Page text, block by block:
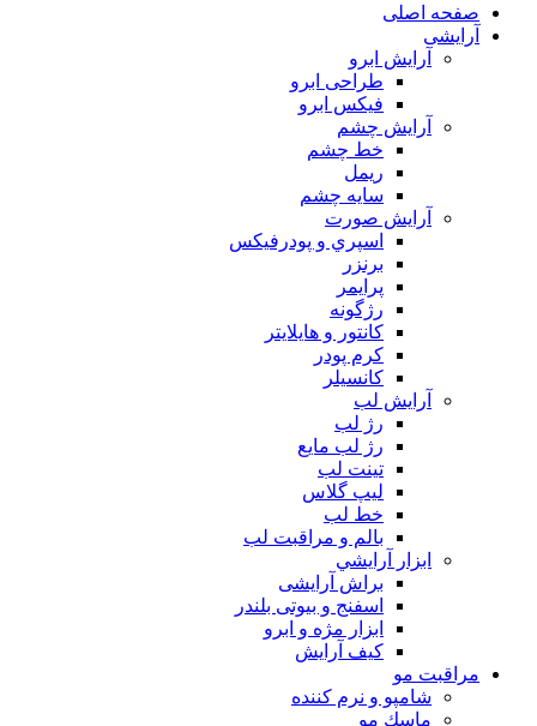
صفحه اصلی
آرایشی
آرايش ابرو
طراحی ابرو
فیکس ابرو
آرايش چشم
خط چشم
ريمل
سايه چشم
آرايش صورت
اسپري و پودرفيكس
برنزر
پرايمر
رژگونه
كانتور و هايلايتر
كرم پودر
كانسيلر
آرايش لب
رژ لب
رژ لب مایع
تینت لب
لیپ گلاس
خط لب
بالم و مراقبت لب
ابزار آرايشي
براش آرایشی
اسفنج و بیوتی بلندر
ابزار مژه و ابرو
کیف آرایش
مراقبت مو
شامپو و نرم كننده
ماسك مو